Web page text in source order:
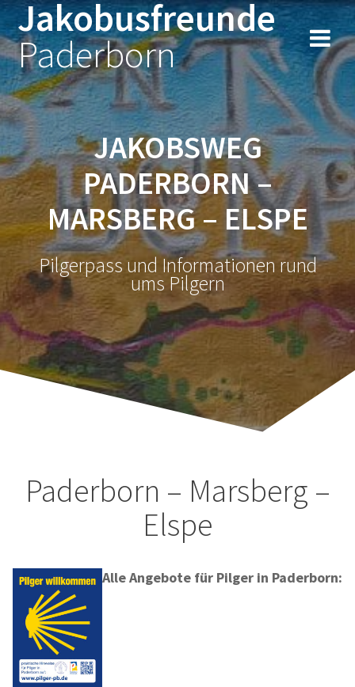
Zum
Inhalt
springen
Jakobusfreunde
Paderborn
JAKOBSWEG
PADERBORN –
MARSBERG – ELSPE
Pilgerpass und Informationen rund
ums Pilgern
Paderborn – Marsberg –
Elspe
Alle Angebote für Pilger in Paderborn: